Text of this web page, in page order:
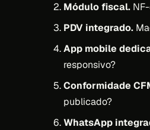
Módulo fiscal.
PDV integrado.
App mobile
responsivo?
Conformidade
publicado?
WhatsApp